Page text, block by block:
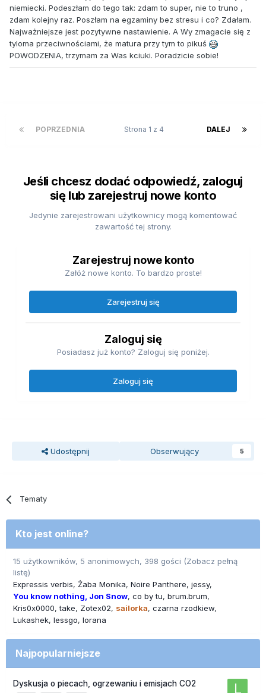
niemiecki. Podeszłam do tego tak: zdam to super, nie to truno ,
zdam kolejny raz. Poszłam na egzaminy bez stresu i co? Zdałam.
Najważniejsze jest pozytywne nastawienie. A Wy zmagacie się z
tyloma przeciwnościami, że matura przy tym to pikuś
POWODZENIA, trzymam za Was kciuki. Poradzicie sobie!
POPRZEDNIA DALEJ
Strona 1 z 4
Jeśli chcesz dodać odpowiedź, zaloguj
się lub zarejestruj nowe konto
Jedynie zarejestrowani użytkownicy mogą komentować
zawartość tej strony.
Zarejestruj nowe konto
Załóż nowe konto. To bardzo proste!
Zarejestruj się
Zaloguj się
Posiadasz już konto? Zaloguj się poniżej.
Zaloguj się
Udostępnij Obserwujący 5
Tematy
Kto jest online?
15 użytkowników, 5 anonimowych, 398 gości (Zobacz pełną
listę)
Expressis verbis Żaba Monika Noire Panthere jessy
You know nothing, Jon Snow co by tu brum.brum
Kris0x0000 take Zotex02 sailorka czarna rzodkiew
Lukashek lessgo lorana
Najpopularniejsze
Dyskusja o piecach, ogrzewaniu i emisjach CO2